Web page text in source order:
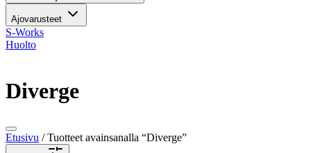
Ajovarusteet
S-Works
Huolto
Diverge
Etusivu / Tuotteet avainsanalla “Diverge”